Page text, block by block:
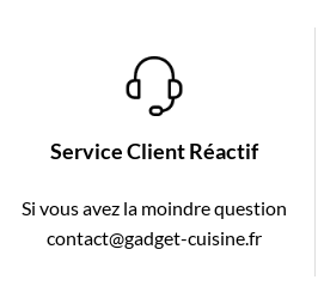
Service Client Réactif
Si vous avez la moindre question
contact@gadget-cuisine.fr